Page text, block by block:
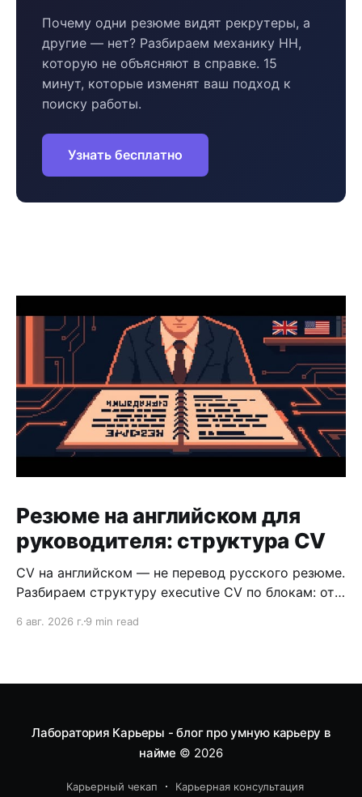
Почему одни резюме видят рекрутеры, а
другие — нет? Разбираем механику HH,
которую не объясняют в справке. 15
минут, которые изменят ваш подход к
поиску работы.
Узнать бесплатно
Резюме на английском для
руководителя: структура CV
CV на английском — не перевод русского резюме.
Разбираем структуру executive CV по блокам: от
разбором типичных ошибок руководителей.
6 авг. 2026 г. 9 min read
Лаборатория Карьеры - блог про умную карьеру в
найме © 2026
Карьерный чекап Карьерная консультация